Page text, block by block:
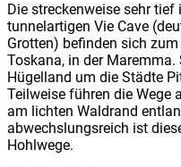
Die streckenweise sehr
tunnelartigen Vie Cave
Grotten) befinden sich
Toskana, in der
Hügelland um die Städte
Teilweise führen die Wege
am lichten Waldrand
abwechslungsreich ist
Hohlwege.